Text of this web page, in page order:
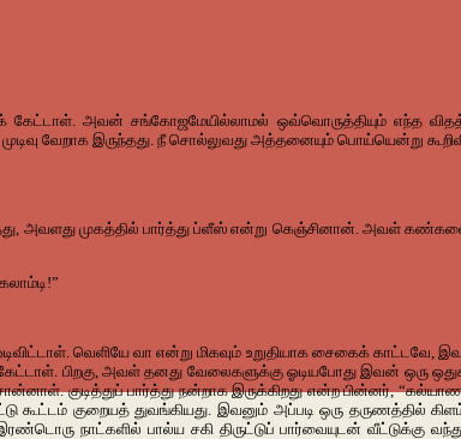
கேட்டாள். அவன் சங்கோஜமேயில்லாமல் ஒவ்வொருத்தியும் எந்த
வேறாக இருந்தது. நீ சொல்லுவது அத்தனையும் பொய்யென்று
அவளது முகத்தில் பார்த்து ப்ளீஸ் என்று கெஞ்சினான். அவள்
வெளியே வா என்று மிகவும் உறுதியாக சைகைக்
பிறகு, அவள் தனது வேலைகளுக்கு ஓடியபோது இவன் ஒரு
குடித்துப் பார்த்து நன்றாக இருக்கிறது என்ற பின்னர்,
கூட்டம் குறையத் துவங்கியது. இவனும் அப்படி ஒரு தருணத்தில்
நாட்களில் பால்ய சகி திருட்டுப் பார்வையுடன் வீட்டுக்கு